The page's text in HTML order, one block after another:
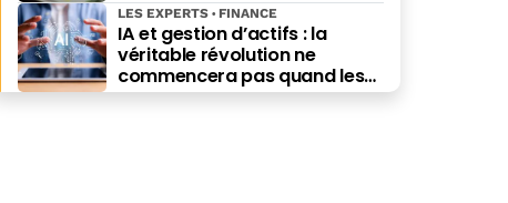
IA et gestion d’actifs : la
véritable révolution ne
commencera pas quand les
robots remplaceront les
LES EXPERTS FINANCE